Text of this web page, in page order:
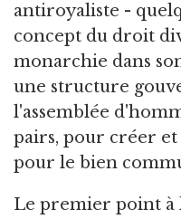
antiroyaliste -
concept du droit
monarchie dans
une structure
l'assemblée
pairs, pour créer
pour le bien
Le premier point